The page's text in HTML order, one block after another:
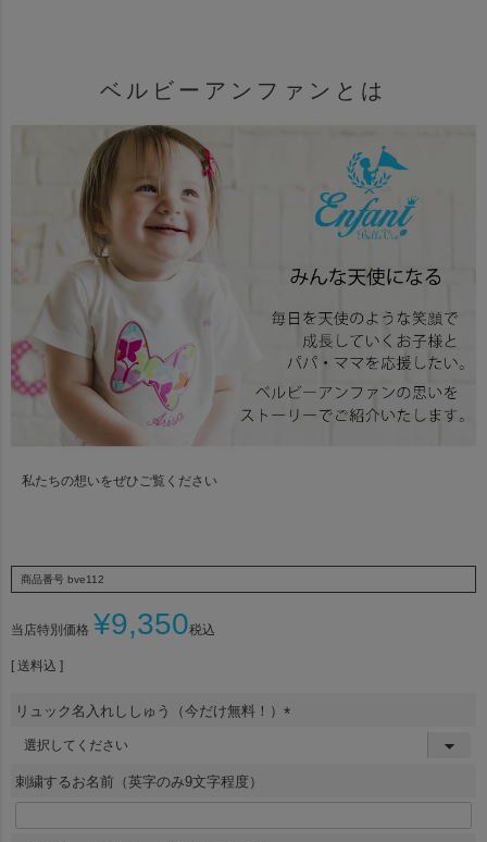
ベルビーアンファンとは
私たちの想いをぜひご覧ください
商品番号 bve112
当店特別価格 ¥9,350税込
送料込
リュック名入れししゅう（今だけ無料！）
)
刺繍するお名前（英字のみ9文字程度）